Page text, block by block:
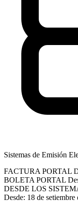
Sistemas de Emisión
FACTURA PORTAL
BOLETA PORTAL
DESDE LOS
Desde: 18 de setiembre